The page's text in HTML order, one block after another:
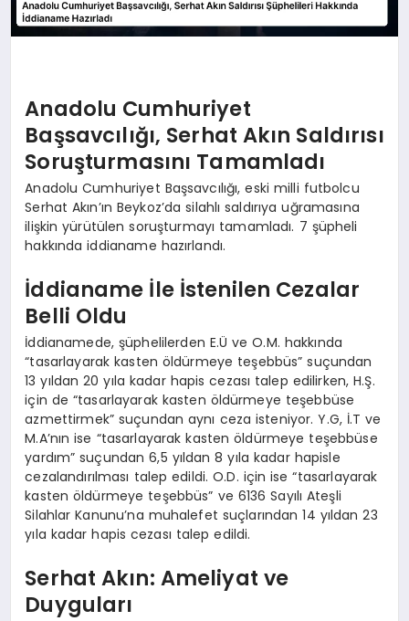
Anadolu Cumhuriyet
Başsavcılığı, Serhat Akın Saldırısı
Soruşturmasını Tamamladı
Anadolu Cumhuriyet Başsavcılığı, eski milli futbolcu
Serhat Akın’ın Beykoz’da silahlı saldırıya uğramasına
ilişkin yürütülen soruşturmayı tamamladı. 7 şüpheli
hakkında iddianame hazırlandı.
İddianame İle İstenilen Cezalar
Belli Oldu
İddianamede, şüphelilerden E.Ü ve O.M. hakkında
“tasarlayarak kasten öldürmeye teşebbüs” suçundan
13 yıldan 20 yıla kadar hapis cezası talep edilirken, H.Ş.
için de “tasarlayarak kasten öldürmeye teşebbüse
azmettirmek” suçundan aynı ceza isteniyor. Y.G, İ.T ve
M.A’nın ise “tasarlayarak kasten öldürmeye teşebbüse
yardım” suçundan 6,5 yıldan 8 yıla kadar hapisle
cezalandırılması talep edildi. O.D. için ise “tasarlayarak
kasten öldürmeye teşebbüs” ve 6136 Sayılı Ateşli
Silahlar Kanunu’na muhalefet suçlarından 14 yıldan 23
yıla kadar hapis cezası talep edildi.
Serhat Akın: Ameliyat ve
Duyguları